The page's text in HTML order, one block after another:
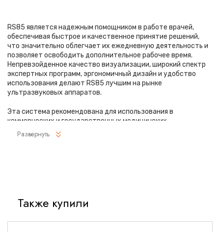
RS85 является надежным помощником в работе врачей,
обеспечивая быстрое и качественное принятие решений,
что значительно облегчает их ежедневную деятельность и
позволяет освободить дополнительное рабочее время.
Непревзойденное качество визуализации, широкий спектр
экспертных программ, эргономичный дизайн и удобство
использования делают RS85 лучшим на рынке
ультразвуковых аппаратов.
Эта система рекомендована для использования в
коммерческих и государственных медицинских
учреждениях, а также в структурах, где высокие требования
к точности и качеству диагностики. RS85 является лучшим
педиатрию, неонатологию, исследования поверхностных
исследования, а также чреспищеводную эхокардиографию.
Развернуть
Также купили